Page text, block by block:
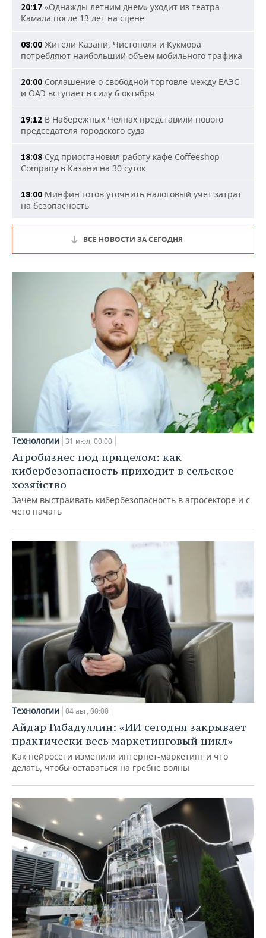
20:17 «Однажды летним днем» уходит из театра
Камала после 13 лет на сцене
08:00 Жители Казани, Чистополя и Кукмора
потребляют наибольший объем мобильного трафика
20:00 Соглашение о свободной торговле между ЕАЭС
и ОАЭ вступает в силу 6 октября
19:12 В Набережных Челнах представили нового
председателя городского суда
18:08 Суд приостановил работу кафе Coffeeshop
Company в Казани на 30 суток
18:00 Минфин готов уточнить налоговый учет затрат
на безопасность
ВСЕ НОВОСТИ ЗА СЕГОДНЯ
Технологии 31 июл, 00:00
Агробизнес под прицелом: как
кибербезопасность приходит в сельское
хозяйство
Зачем выстраивать кибербезопасность в агросекторе и с
чего начать
Технологии 04 авг, 00:00
Айдар Гибадуллин: «ИИ сегодня закрывает
практически весь маркетинговый цикл»
Как нейросети изменили интернет-маркетинг и что
делать, чтобы оставаться на гребне волны